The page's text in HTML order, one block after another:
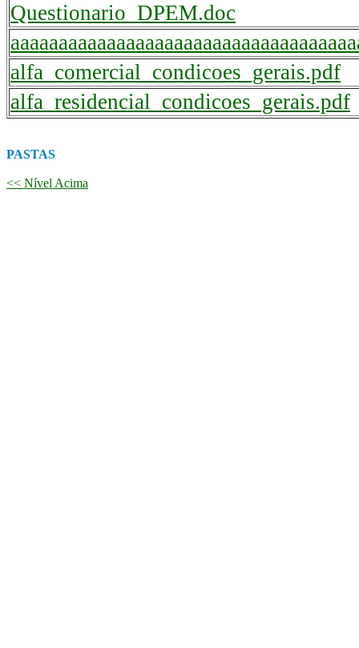
Questionario_DPEM.doc
alfa_comercial_condicoes_gerais.pdf
alfa_residencial_condicoes_gerais.pdf
PASTAS
<< Nível Acima